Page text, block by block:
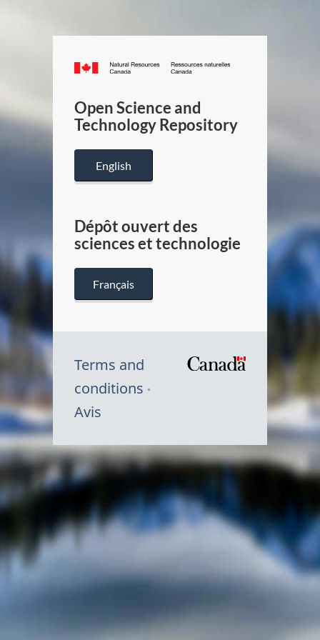
Canada.ca
/
Canada
Open Science and
Technology Repository
English
Dépôt ouvert des
sciences et technologie
Français
Terms and
conditions
Avis
Symbole
du
Canada